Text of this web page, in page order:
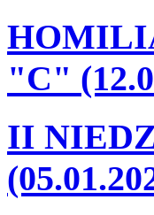
"C"
II